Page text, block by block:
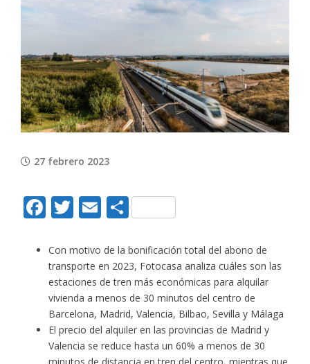
Larger
27 febrero 2023
Facebook
Twitter
EmailCompartir
Con motivo de la bonificación total del abono de
transporte en 2023, Fotocasa analiza cuáles son las
estaciones de tren más económicas para alquilar
vivienda a menos de 30 minutos del centro de
Barcelona, Madrid, Valencia, Bilbao, Sevilla y Málaga
El precio del alquiler en las provincias de Madrid y
Valencia se reduce hasta un 60% a menos de 30
minutos de distancia en tren del centro, mientras que